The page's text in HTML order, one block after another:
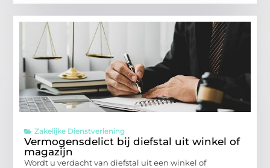
Zakelijke Dienstverlening
Vermogensdelict bij diefstal uit winkel of
magazijn
Wordt u verdacht van diefstal uit een winkel of